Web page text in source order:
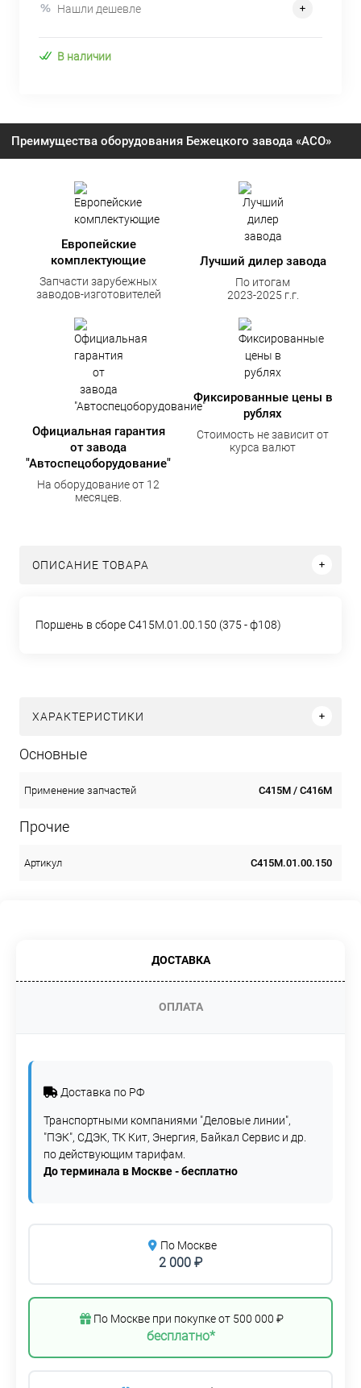
Нашли дешевле
В наличии
Преимущества оборудования Бежецкого завода «АСО»
Европейские
комплектующие
Запчасти зарубежных
заводов-изготовителей
Лучший дилер завода
По итогам
2023-2025 г.г.
Официальная гарантия
от завода
"Автоспецоборудование"
На оборудование от 12
месяцев.
Фиксированные цены в
рублях
Стоимость не зависит от
курса валют
ОПИСАНИЕ ТОВАРА
Поршень в сборе С415М.01.00.150 (375 - ф108)
ХАРАКТЕРИСТИКИ
Основные
Применение запчастей С415М / С416М
Прочие
Артикул С415М.01.00.150
ДОСТАВКА
ОПЛАТА
Доставка по РФ
Транспортными компаниями "Деловые линии",
"ПЭК", СДЭК, ТК Кит, Энергия, Байкал Сервис и др.
по действующим тарифам.
До терминала в Москве - бесплатно
По Москве
2 000 ₽
По Москве при покупке от 500 000 ₽
бесплатно*